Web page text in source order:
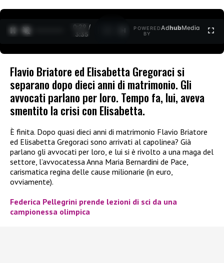
0:30 /
3:35
POWERED
BY
AdhubMedia
Flavio Briatore ed Elisabetta Gregoraci si
separano dopo dieci anni di matrimonio. Gli
avvocati parlano per loro. Tempo fa, lui, aveva
smentito la crisi con Elisabetta.
È finita. Dopo quasi dieci anni di matrimonio Flavio Briatore
ed Elisabetta Gregoraci sono arrivati al capolinea? Già
parlano gli avvocati per loro, e lui si è rivolto a una maga del
settore, l’avvocatessa Anna Maria Bernardini de Pace,
carismatica regina delle cause milionarie (in euro,
ovviamente).
Federica Pellegrini prende lezioni di sci da una
campionessa olimpica